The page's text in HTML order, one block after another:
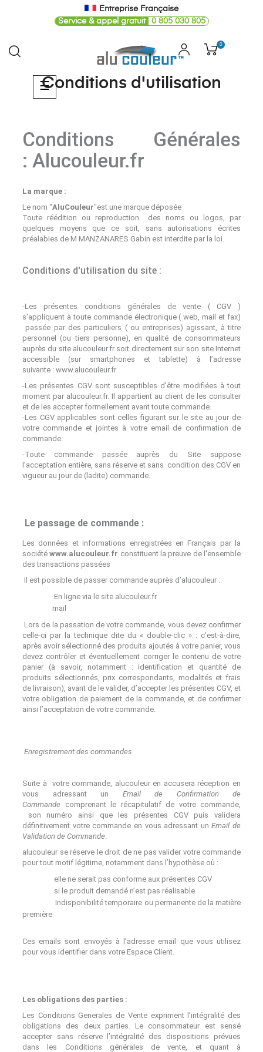
Entreprise Française
Service & appel gratuit
0 805 030 805
Basculer
la
☰
0
Conditions d'utilisation
Conditions Générales
: Alucouleur.fr
La marque :
Le nom "AluCouleur"est une marque déposée
Toute réédition ou reproduction des noms ou logos, par
quelques moyens que ce soit, sans autorisations écrites
préalables de M MANZANARES Gabin est interdite par la loi.
Conditions d'utilisation du site :
-Les présentes conditions générales de vente ( CGV )
s'appliquent à toute commande électronique ( web, mail et fax)
passée par des particuliers ( ou entreprises) agissant, à titre
personnel (ou tiers personne), en qualité de consommateurs
auprès du site alucouleur.fr soit directement sur son site Internet
accessible (sur smartphones et tablette) à l’adresse
suivante : www.alucouleur.fr
-Les présentes CGV sont susceptibles d’être modifiées à tout
moment par alucouleur.fr. Il appartient au client de les consulter
et de les accepter formellement avant toute commande.
-Les CGV applicables sont celles figurant sur le site au jour de
votre commande et jointes à votre email de confirmation de
commande.
-Toute commande passée auprès du Site suppose
l’acceptation entière, sans réserve et sans condition des CGV en
vigueur au jour de (ladite) commande.
Le passage de commande :
Les données et informations enregistrées en Français par la
sociétéwww.alucouleur.fr constituent la preuve de l'ensemble
des transactions passées
Il est possible de passer commande auprès d’alucouleur :
En ligne via le site alucouleur.fr
mail
Lors de la passation de votre commande, vous devez confirmer
celle-ci par la technique dite du « double-clic » : c’est-à-dire,
après avoir sélectionné des produits ajoutés à votre panier, vous
devez contrôler et éventuellement corriger le contenu de votre
panier (à savoir, notamment : identification et quantité de
produits sélectionnés, prix correspondants, modalités et frais
de livraison), avant de le valider, d’accepter les présentes CGV, et
votre obligation de paiement de la commande, et de confirmer
ainsi l’acceptation de votre commande.
Enregistrement des commandes
Suite à votre commande, alucouleur en accusera réception en
vous adressant un Email de Confirmation de
Commande comprenant le récapitulatif de votre commande,
son numéro ainsi que les présentes CGV puis validera
définitivement votre commande en vous adressant unEmail de
Validation de Commande.
alucouleur se réserve le droit de ne pas valider votre commande
pour tout motif légitime, notamment dans l’hypothèse où :
elle ne serait pas conforme aux présentes CGV
si le produit demandé n’est pas réalisable
Indisponibilité temporaire ou permanente de la matière
première
Ces emails sont envoyés à l’adresse email que vous utilisez
pour vous identifier dans votre Espace Client.
Les obligations des parties :
Les Conditions Generales de Vente expriment l’intégralité des
obligations des deux parties. Le consommateur est sensé
accepter sans réserve l’intégralité des dispositions prévues
dans les Conditions générales de vente, et quant à